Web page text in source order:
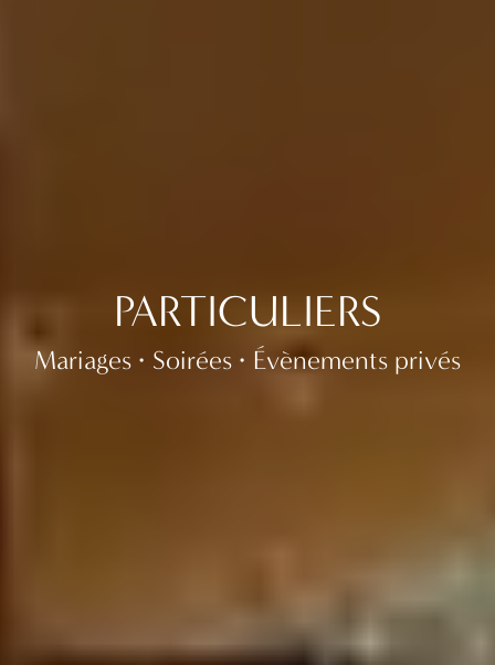
PARTICULIERS
Mariages Soirées Évènements privés